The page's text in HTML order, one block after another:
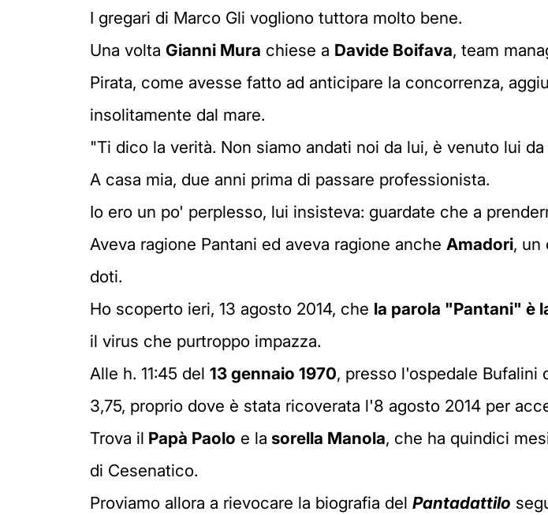
I gregari di Marco Gli vogliono tuttora molto bene.
Una volta Gianni Mura chiese a Davide Boifava, team
Pirata, come avesse fatto ad anticipare la concorrenza,
insolitamente dal mare.
"Ti dico la verità. Non siamo andati noi da lui, è venuto lui da
A casa mia, due anni prima di passare professionista.
Io ero un po' perplesso, lui insisteva: guardate che a
Aveva ragione Pantani ed aveva ragione anche Amadori, un
doti.
Ho scoperto ieri, 13 agosto 2014, che la parola "Pantani" è
il virus che purtroppo impazza.
Alle h. 11:45 del 13 gennaio 1970, presso l'ospedale Bufalini
3,75, proprio dove è stata ricoverata l'8 agosto 2014 per
Trova il Papà Paolo e la sorella Manola, che ha quindici
di Cesenatico.
Proviamo allora a rievocare la biografia del Pantadattilo